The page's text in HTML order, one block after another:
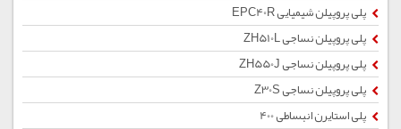
پلی پروپیلن شیمیایی EPC40R
پلی پروپیلن نساجی ZH510L
پلی پروپیلن نساجی ZH550J
پلی پروپیلن نساجی Z30S
پلی استایرن انبساطی 400